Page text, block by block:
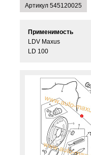
Артикул 545120025
Применимость
LDV Maxus
LD 100